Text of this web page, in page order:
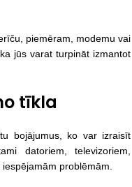
piemēram, modemu vai
jūs varat turpināt izmantot
tīkla
bojājumus, ko var izraisīt
datoriem, televizoriem,
problēmām.